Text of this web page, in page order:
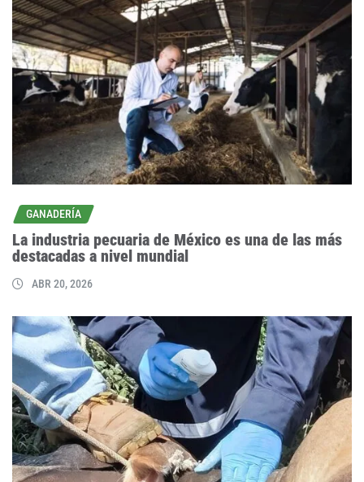
GANADERÍA
La industria pecuaria de México es una de las más
destacadas a nivel mundial
ABR 20, 2026